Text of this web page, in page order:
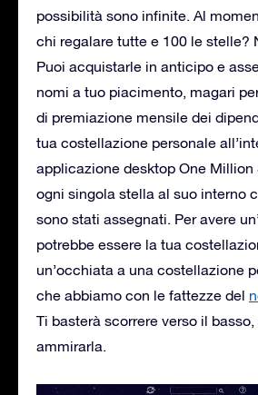
possibilità sono infinite. Al
chi regalare tutte e 100 le stelle?
Puoi acquistarle in anticipo e
nomi a tuo piacimento, magari
di premiazione mensile dei
tua costellazione personale
applicazione desktop One Million
ogni singola stella al suo interno
sono stati assegnati. Per avere
potrebbe essere la tua
un’occhiata a una costellazione
che abbiamo con le fattezze del
Ti basterà scorrere verso il
ammirarla.